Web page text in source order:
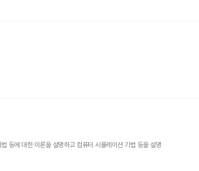
등에 대한 이론을 설명하고 컴퓨터 시뮬레이션 기법 등을 설명